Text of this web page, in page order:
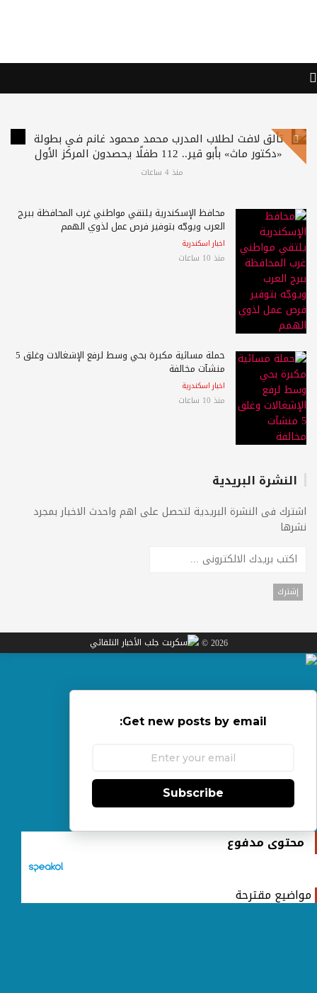
تألق لافت لطلاب المدرب محمد محمود غانم في بطولة
«دكتور ماث» بأبو قير.. 112 طفلًا يحصدون المركز الأول
منذ 4 ساعات
محافظ الإسكندرية يلتقي مواطني غرب المحافظة ببرج
العرب ويوجّه بتوفير فرص عمل لذوي الهمم
اخبار اسكندرية
منذ 10 ساعات
حملة مسائية مكبرة بحي وسط لرفع الإشغالات وغلق 5
منشآت مخالفة
اخبار اسكندرية
منذ 10 ساعات
النشرة البريدية
اشترك فى النشرة البريدية لتحصل على اهم واحدث الاخبار بمجرد
نشرها
2026 ©
Get new posts by email:
Subscribe
محتوى مدفوع
مواضيع مقترحة